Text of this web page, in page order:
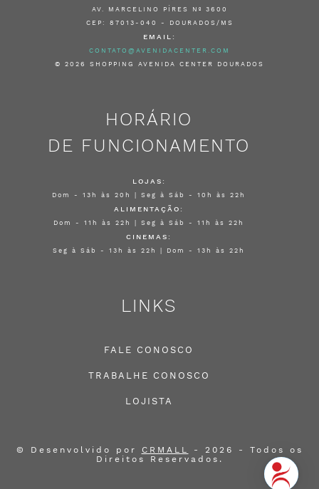
AV. MARCELINO PÍRES Nº 3600
CEP: 87013-040 - DOURADOS/MS
EMAIL:
CONTATO@AVENIDACENTER.COM
© 2026 SHOPPING AVENIDA CENTER DOURADOS
HORÁRIO
DE FUNCIONAMENTO
LOJAS:
Dom - 13h às 20h | Seg à Sáb - 10h às 22h
ALIMENTAÇÃO:
Dom - 11h às 22h | Seg à Sáb - 11h às 22h
CINEMAS:
Seg à Sáb - 13h às 22h | Dom - 13h às 22h
LINKS
FALE CONOSCO
TRABALHE CONOSCO
LOJISTA
© Desenvolvido por CRMALL
- 2026 - Todos os
Direitos Reservados.